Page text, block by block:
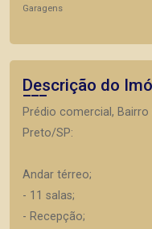
Garagens
Descrição do
Prédio comercial,
Preto/SP:
Andar térreo;
- 11 salas;
- Recepção;